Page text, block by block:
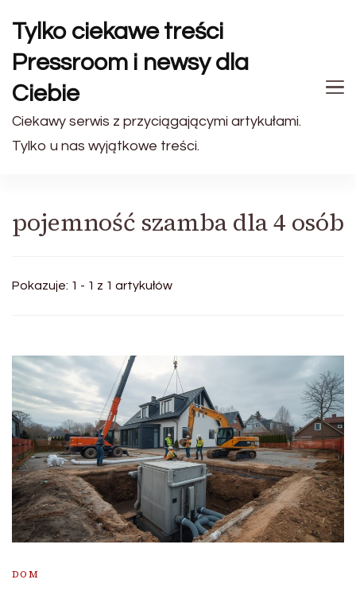
Tylko ciekawe treści
Pressroom i newsy dla
Ciebie
Ciekawy serwis z przyciągającymi artykułami.
Tylko u nas wyjątkowe treści.
pojemność szamba dla 4 osób
Pokazuje: 1 - 1 z 1 artykułów
DOM